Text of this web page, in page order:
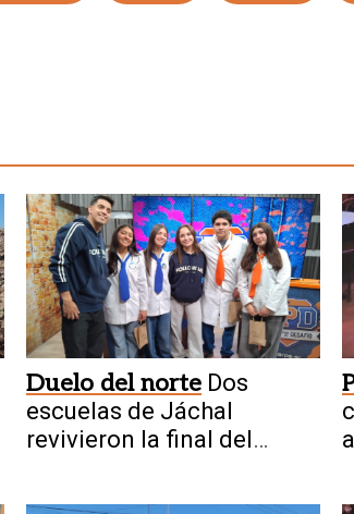
Duelo del norte Dos
escuelas de Jáchal
revivieron la final del